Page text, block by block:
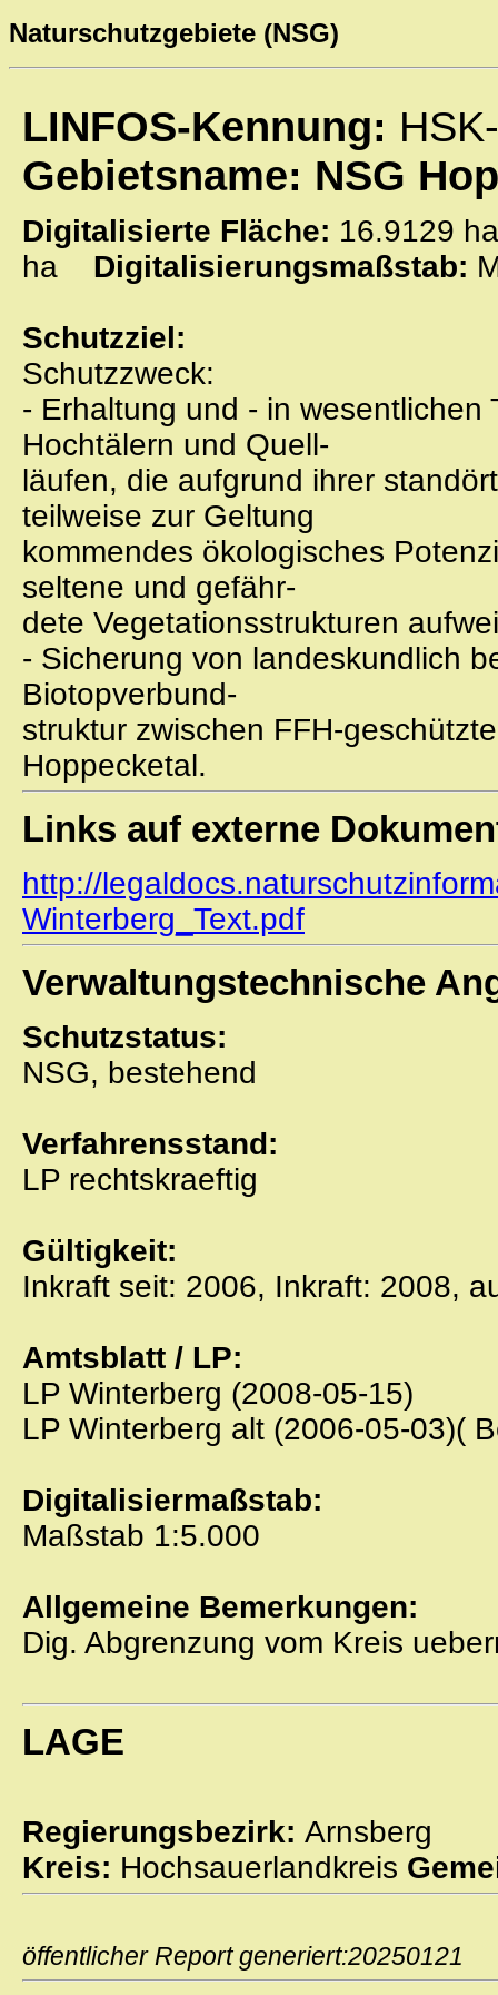
Naturschutzgebiete (NSG)
LINFOS-Kennung:
Gebietsname: NSG
Digitalisierte Fläche: 16.9129
ha Digitalisierungsmaßstab:
Schutzziel:
Schutzzweck:
- Erhaltung und - in wesentlichen
Hochtälern und Quell-
läufen, die aufgrund ihrer
teilweise zur Geltung
kommendes ökologisches
seltene und gefähr-
dete Vegetationsstrukturen
- Sicherung von landeskundlich
Biotopverbund-
struktur zwischen FFH-
Hoppecketal.
Links auf externe
http://
Winterberg_Text.pdf
Verwaltungstechnische
Schutzstatus:
NSG, bestehend
Verfahrensstand:
LP rechtskraeftig
Gültigkeit:
Inkraft seit: 2006, Inkraft: 2008,
Amtsblatt / LP:
LP Winterberg (2008-05-15)
LP Winterberg alt (2006-05-03)(
Digitalisiermaßstab:
Maßstab 1:5.000
Allgemeine Bemerkungen:
Dig. Abgrenzung vom Kreis
LAGE
Regierungsbezirk: Arnsberg
Kreis: Hochsauerlandkreis
öffentlicher Report